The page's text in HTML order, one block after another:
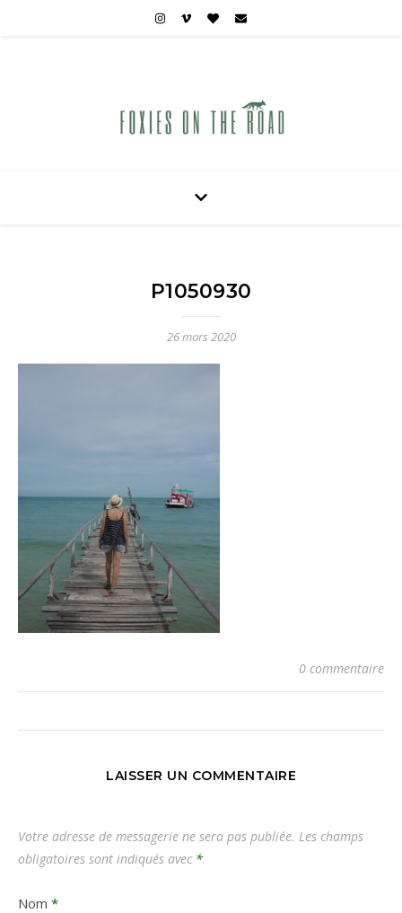
P1050930
26 mars 2020
0 commentaire
LAISSER UN COMMENTAIRE
Votre adresse de messagerie ne sera pas publiée. Les champs
obligatoires sont indiqués avec *
Nom *